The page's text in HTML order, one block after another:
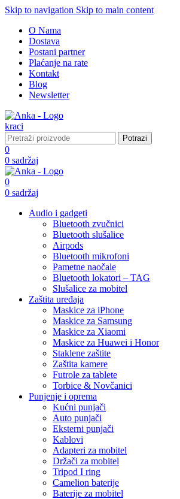
Skip to navigation Skip to main content
O Nama
Dostava
Postani partner
Plaćanje na rate
Kontakt
Blog
Newsletter
Potrazi
0
0 sadržaj
0
0 sadržaj
Audio i gadgeti
Bluetooth zvučnici
Bluetooth slušalice
Airpods
Bluetooth mikrofoni
Pametne naočale
Bluetooth lokatori – TAG
Slušalice za mobitel
Zaštita uređaja
Maskice za iPhone
Maskice za Samsung
Maskice za Xiaomi
Maskice za Huawei i Honor
Staklene zaštite
Zaštita kamere
Futrole za tablete
Torbice & Novčanici
Punjenje i oprema
Kućni punjači
Auto punjači
Eksterni punjači
Kablovi
Adapteri za mobitel
Držači za mobitel
Tripod I ring
Camelion baterije
Baterije za mobitel